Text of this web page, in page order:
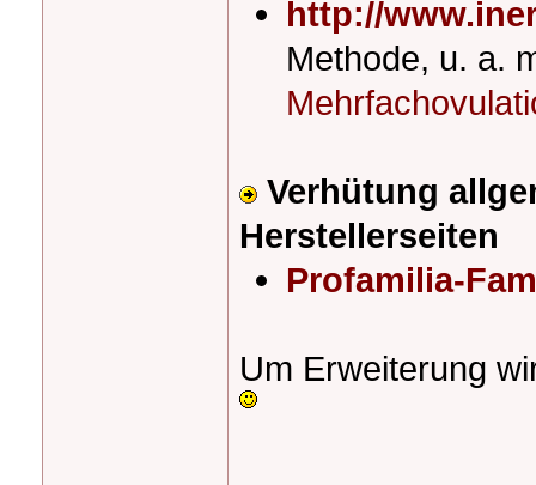
http://
Methode, u. a.
Verhütung
Herstellerseiten
Profamilia-
Um Erweiterung